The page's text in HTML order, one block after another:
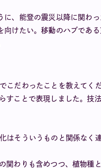
、能登の震災以降に関わ
けたい。移動のハブであ
こだわったことを教えてくだ
すことで表現しました。技
はそういうものと関係なく
関わりも含めつつ、植物種